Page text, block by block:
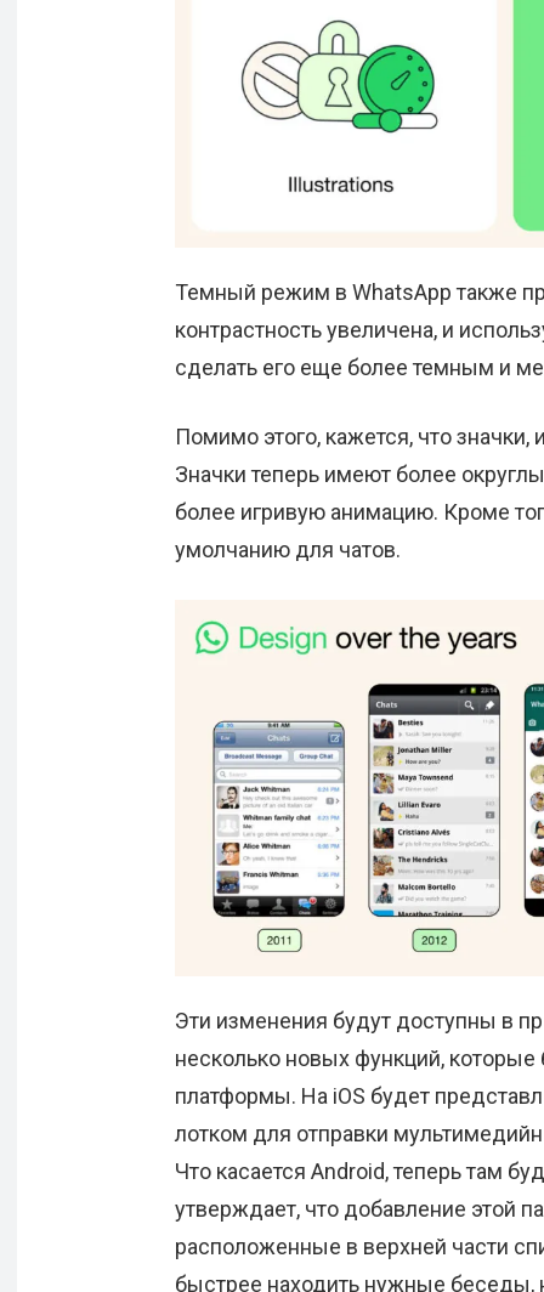
Темный режим в WhatsApp также
контрастность увеличена, и
сделать его еще более темным и
Помимо этого, кажется, что
Значки теперь имеют более
более игривую анимацию. Кроме
умолчанию для чатов.
Эти изменения будут доступны в
несколько новых функций,
платформы. На iOS будет
лотком для отправки
Что касается Android, теперь там
утверждает, что добавление этой
расположенные в верхней части
быстрее находить нужные беседы,